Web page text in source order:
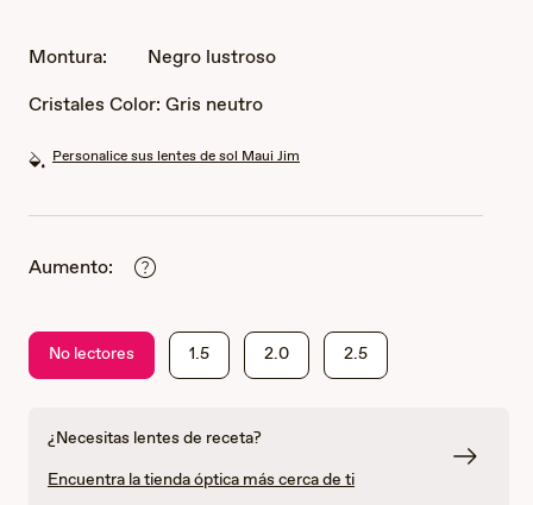
pavo
Montura:
Negro lustroso
Cristales Color: Gris neutro
Personalice sus lentes de sol Maui Jim
Aumento:
No lectores 1.5 2.0 2.5
¿Necesitas lentes de receta?
Encuentra la tienda óptica más cerca de ti